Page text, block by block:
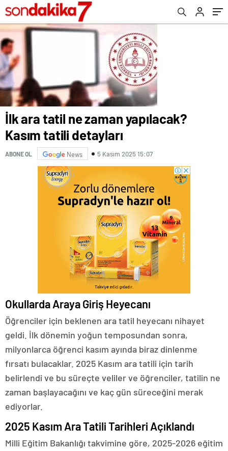
İlk ara tatil ne zaman yapılacak?
Kasım tatili detayları
ABONE OL News 5 Kasım 2025 15:07
Okullarda Araya Giriş Heyecanı
Öğrenciler için beklenen ara tatil heyecanı nihayet
geldi. İlk dönemin yoğun temposundan sonra,
milyonlarca öğrenci kasım ayında biraz dinlenme
fırsatı bulacaklar. 2025 Kasım ara tatili için tarih
belirlendi ve bu süreçte veliler ve öğrenciler, tatilin ne
zaman başlayacağını ve kaç gün süreceğini merak
ediyorlar.
2025 Kasım Ara Tatili Tarihleri Açıklandı
Milli Eğitim Bakanlığı takvimine göre, 2025-2026 eğitim